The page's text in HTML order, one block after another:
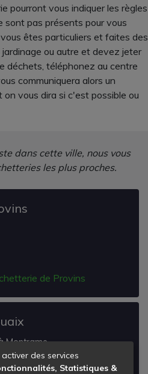
pourront vous indiquer les règles
sont pas présents pour vous
êtes particuliers et faites des
ou autre et devez jeter
déchets, téléphonez au centre
communiquera alors un
vous dira si c'est possible ou
dans cette ville, nous vous
les plus proches.
de Provins
Montrame
des services
Statistiques &